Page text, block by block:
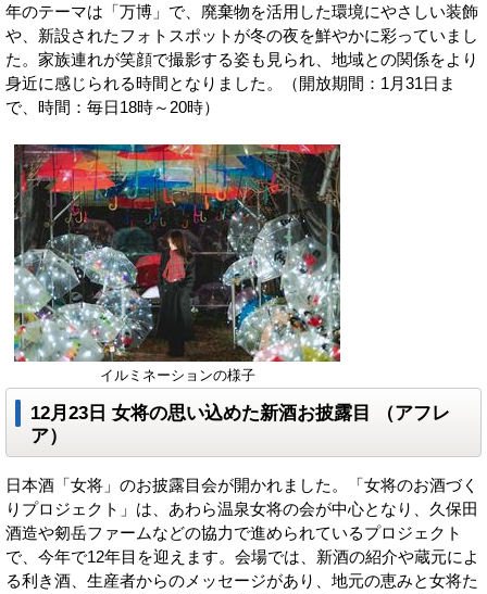
年のテーマは「万博」で、廃棄物を活用した環境にやさしい装飾
や、新設されたフォトスポットが冬の夜を鮮やかに彩っていまし
た。家族連れが笑顔で撮影する姿も見られ、地域との関係をより
身近に感じられる時間となりました。（開放期間：1月31日ま
で、時間：毎日18時～20時）
イルミネーションの様子
12月23日 女将の思い込めた新酒お披露目
（アフレ
ア）
日本酒「女将」のお披露目会が開かれました。「女将のお酒づく
りプロジェクト」は、あわら温泉女将の会が中心となり、久保田
酒造や剱岳ファームなどの協力で進められているプロジェクト
で、今年で12年目を迎えます。会場では、新酒の紹介や蔵元によ
る利き酒、生産者からのメッセージがあり、地元の恵みと女将た